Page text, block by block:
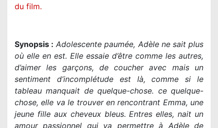
du film.
Synopsis : Adolescente paumée, Adèle ne sait plus
où elle en est. Elle essaie d’être comme les autres,
d’aimer les garçons, de coucher avec mais un
sentiment d’incomplétude est là, comme si le
tableau manquait de quelque-chose. ce quelque-
chose, elle va le trouver en rencontrant Emma, une
jeune fille aux cheveux bleus. Entres elles, nait un
amour passionnel qui va permettre à Adèle de